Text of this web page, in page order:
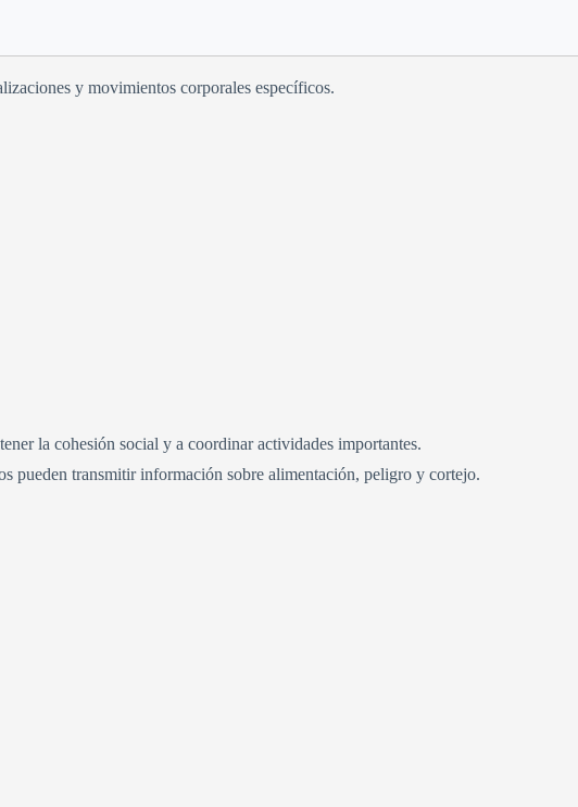
y movimientos corporales específicos.
la cohesión social y a coordinar actividades importantes.
pueden transmitir información sobre alimentación, peligro y cortejo.